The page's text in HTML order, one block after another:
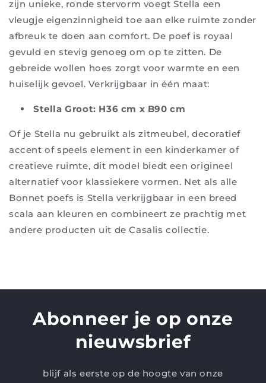
zijn unieke, ronde stervorm voegt Stella een
vleugje eigenzinnigheid toe aan elke ruimte zonder
afbreuk te doen aan comfort. De poef is royaal
gevuld en stevig genoeg om op te zitten. De
gebreide wollen hoes zorgt voor warmte en een
huiselijk gevoel. Verkrijgbaar in één maat:
Stella Groot: H36 cm x B90 cm
Of je Stella nu gebruikt als zitmeubel, decoratief
accent of speels element in een kinderkamer of
creatieve ruimte, dit model biedt een origineel
alternatief voor klassiekere vormen. Net als alle
Bonnet poefs is Stella verkrijgbaar in een breed
scala aan kleuren en combineert ze prachtig met
andere producten uit de Casalis collectie.
Abonneer je op onze
nieuwsbrief
blijf als eerste op de hoogte van onze